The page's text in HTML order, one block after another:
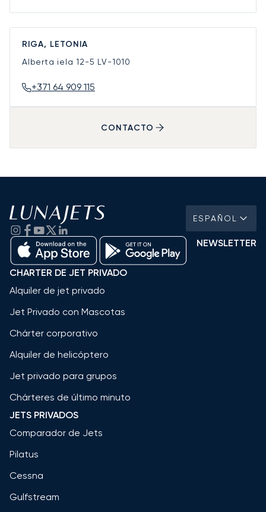
RIGA, LETONIA
Alberta iela 12-5 LV-1010
+371 64 909 115
CONTACTO
ESPAÑOL
NEWSLETTER
CHARTER DE JET PRIVADO
Alquiler de jet privado
Jet Privado con Mascotas
Chárter corporativo
Alquiler de helicóptero
Jet privado para grupos
Chárteres de último minuto
JETS PRIVADOS
Comparador de Jets
Pilatus
Cessna
Gulfstream